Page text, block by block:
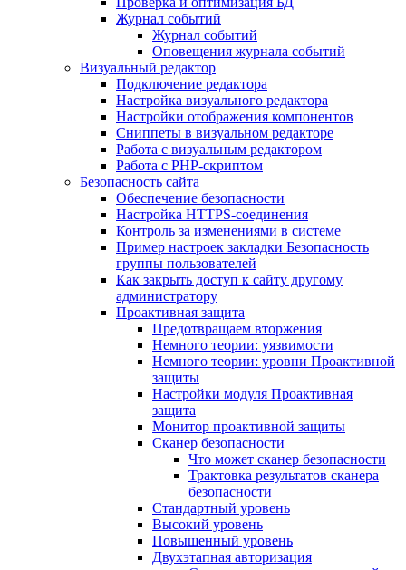
Журнал событий
Журнал событий
Оповещения журнала событий
Визуальный редактор
Подключение редактора
Настройка визуального редактора
Настройки отображения компонентов
Сниппеты в визуальном редакторе
Работа с визуальным редактором
Работа с PHP-скриптом
Безопасность сайта
Обеспечение безопасности
Настройка HTTPS-соединения
Контроль за изменениями в системе
Пример настроек закладки Безопасность
группы пользователей
Как закрыть доступ к сайту другому
администратору
Проактивная защита
Предотвращаем вторжения
Немного теории: уязвимости
Немного теории: уровни Проактивной
защиты
Настройки модуля Проактивная
защита
Монитор проактивной защиты
Сканер безопасности
Что может сканер безопасности
Трактовка результатов сканера
безопасности
Стандартный уровень
Высокий уровень
Повышенный уровень
Двухэтапная авторизация